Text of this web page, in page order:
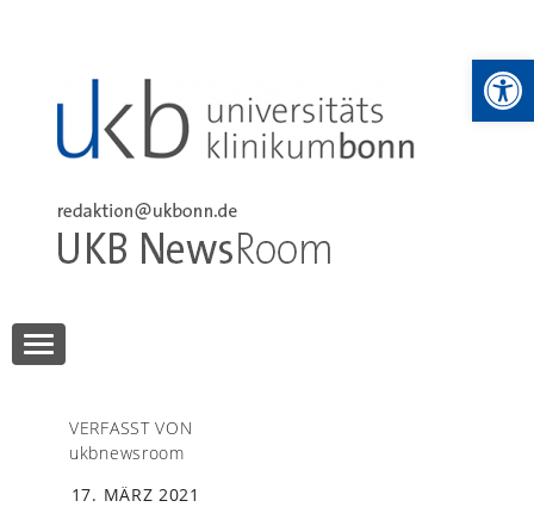
UKB NewsRoom
VERFASST VON
ukbnewsroom
17. MÄRZ 2021